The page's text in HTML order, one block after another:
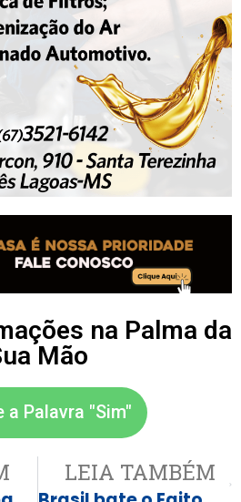
na Palma da
Mão
a Palavra "Sim"
LEIA TAMBÉM